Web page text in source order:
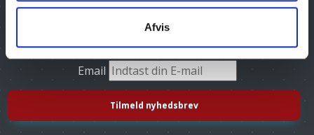
Afvis
Tilmeld dig vores nyhedsbrev, og få gode tilbud
Email